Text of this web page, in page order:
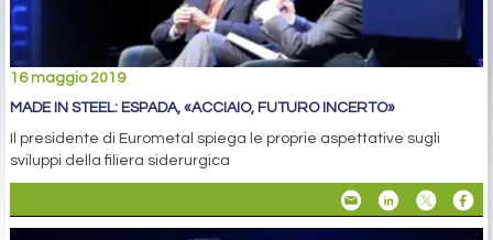
16 maggio 2019
MADE IN STEEL: ESPADA, «ACCIAIO, FUTURO INCERTO»
Il presidente di Eurometal spiega le proprie aspettative sugli
sviluppi della filiera siderurgica